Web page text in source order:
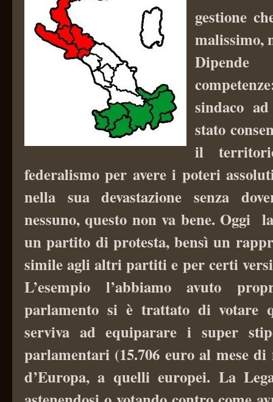
gestione
malissimo,
sindaco
stato
il
federalismo per avere i poteri
nella sua devastazione senza
nessuno, questo non va bene. Oggi
un partito di protesta, bensì un
simile agli altri partiti e per certi versi
L’esempio l’abbiamo avuto
parlamento si è trattato di votare
serviva ad equiparare i super
parlamentari (15.706 euro al mese
d’Europa, a quelli europei. La